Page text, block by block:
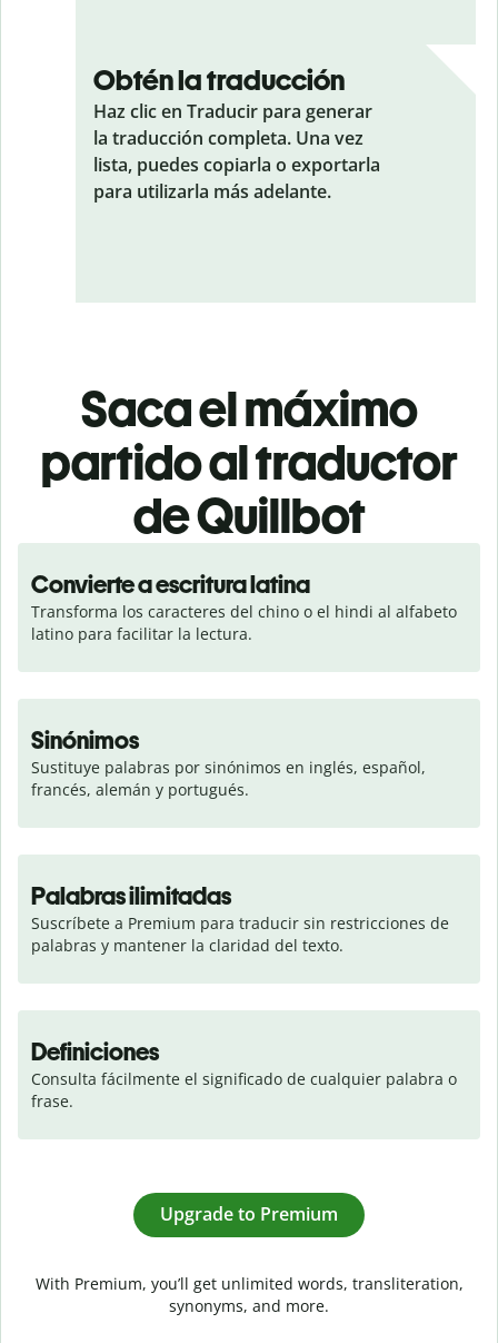
Obtén la traducción
Haz clic en Traducir para generar
la traducción completa. Una vez
lista, puedes copiarla o exportarla
para utilizarla más adelante.
Saca el máximo
partido al traductor
de Quillbot
Convierte a escritura latina
Transforma los caracteres del chino o el hindi al alfabeto
latino para facilitar la lectura.
Sinónimos
Sustituye palabras por sinónimos en inglés, español,
francés, alemán y portugués.
Palabras ilimitadas
Suscríbete a Premium para traducir sin restricciones de
palabras y mantener la claridad del texto.
Definiciones
Consulta fácilmente el significado de cualquier palabra o
frase.
Upgrade to Premium
With Premium, you’ll get unlimited words, transliteration,
synonyms, and more.